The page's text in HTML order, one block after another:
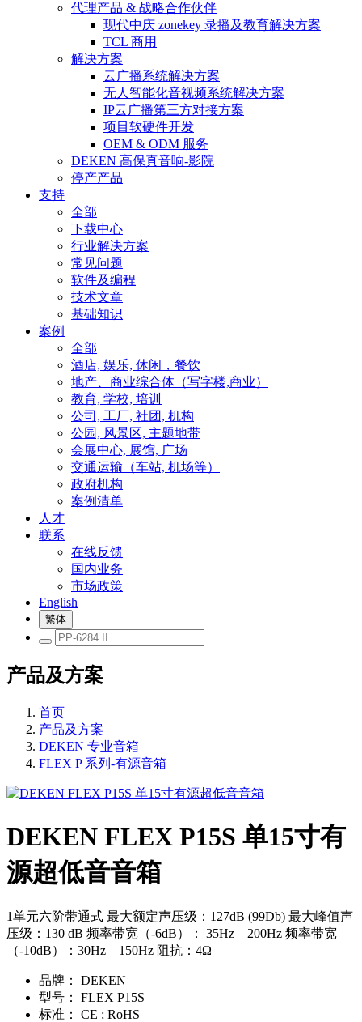
代理产品 & 战略合作伙伴
现代中庆 zonekey 录播及教育解决方案
TCL 商用
解决方案
云广播系统解决方案
无人智能化音视频系统解决方案
IP云广播第三方对接方案
项目软硬件开发
OEM & ODM 服务
DEKEN 高保真音响-影院
停产产品
支持
全部
下载中心
行业解决方案
常见问题
软件及编程
技术文章
基础知识
案例
全部
酒店, 娱乐, 休闲，餐饮
地产、商业综合体（写字楼,商业）
教育, 学校, 培训
公司, 工厂, 社团, 机构
公园, 风景区, 主题地带
会展中心, 展馆, 广场
交通运输（车站, 机场等）
政府机构
案例清单
人才
联系
在线反馈
国内业务
市场政策
English
繁体
产品及方案
首页
产品及方案
DEKEN 专业音箱
FLEX P 系列-有源音箱
DEKEN FLEX P15S 单15寸有
源超低音音箱
1单元六阶带通式 最大额定声压级：127dB (99Db) 最大峰值声
压级：130 dB 频率带宽（-6dB）： 35Hz—200Hz 频率带宽
（-10dB）：30Hz—150Hz 阻抗：4Ω
品牌：
DEKEN
型号：
FLEX P15S
标准：
CE ; RoHS